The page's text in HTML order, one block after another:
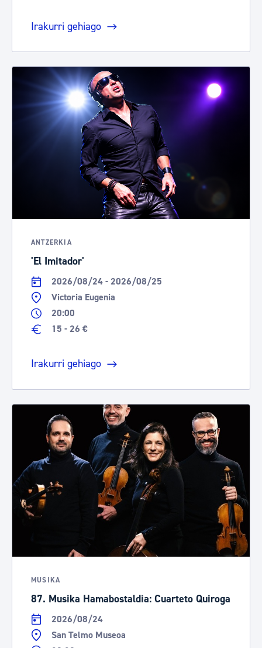
Irakurri gehiago
ANTZERKIA
'El Imitador'
2026/08/24 - 2026/08/25
Victoria Eugenia
20:00
15 - 26 €
Irakurri gehiago
MUSIKA
87. Musika Hamabostaldia: Cuarteto Quiroga
2026/08/24
San Telmo Museoa